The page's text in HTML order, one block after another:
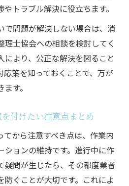
トラブル解決に役立ちます。
で問題が解決しない場合は、消
理士協会への相談を検討してく
により、公正な解決を図ること
策を知っておくことで、万が
す。
付けたい注意点まとめ
てから注意すべき点は、作業内
ションの維持です。進行中に作
疑問が生じたら、その都度業者
防ぐことが大切です。これによ